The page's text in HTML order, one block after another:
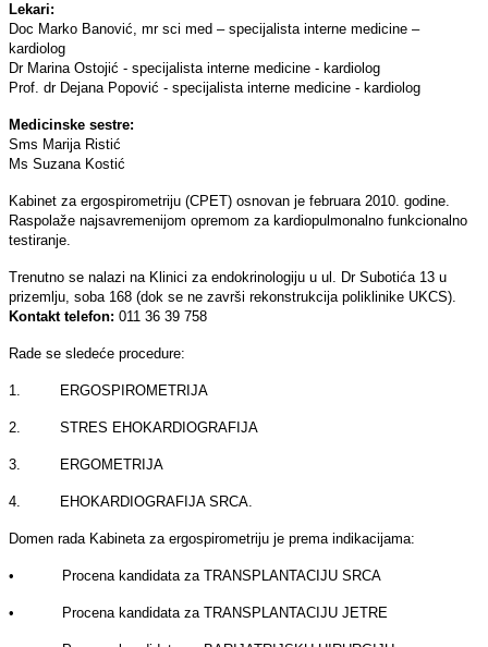
Lekari:
Doc Marko Banović, mr sci med – specijalista interne medicine –
kardiolog
Dr Marina Ostojić - specijalista interne medicine - kardiolog
Prof. dr Dejana Popović - specijalista interne medicine - kardiolog
Medicinske sestre:
Sms Marija Ristić
Ms Suzana Kostić
Kabinet za ergospirometriju (CPET) osnovan je februara 2010. godine.
Raspolaže najsavremenijom opremom za kardiopulmonalno funkcionalno
testiranje.
Trenutno se nalazi na Klinici za endokrinologiju u ul. Dr Subotića 13 u
prizemlјu, soba 168 (dok se ne završi rekonstrukcija poliklinike UKCS).
Kontakt telefon: 011 36 39 758
Rade se sledeće procedure:
1. ERGOSPIROMETRIJA
2. STRES EHOKARDIOGRAFIJA
3. ERGOMETRIJA
4. EHOKARDIOGRAFIJA SRCA.
Domen rada Kabineta za ergospirometriju je prema indikacijama:
• Procena kandidata za TRANSPLANTACIJU SRCA
• Procena kandidata za TRANSPLANTACIJU JETRE